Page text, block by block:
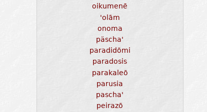
oikumenē
'olām
onoma
päscha'
paradidōmi
paradosis
parakaleō
parusia
pascha'
peirazō